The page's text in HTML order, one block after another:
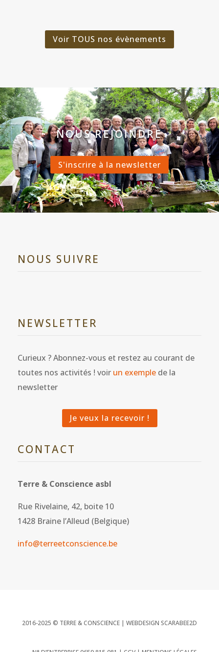
Voir TOUS nos évènements
NOUS REJOINDRE
S'inscrire à la newsletter
NOUS SUIVRE
NEWSLETTER
Curieux ? Abonnez-vous et restez au courant de
toutes nos activités ! voir un exemplede la
newsletter
Je veux la recevoir !
CONTACT
Terre & Conscience asbl
Rue Rivelaine, 42, boite 10
1428 Braine l’Alleud (Belgique)
info@terreetconscience.be
2016-2025 © TERRE & CONSCIENCE | WEBDESIGN SCARABEE2D